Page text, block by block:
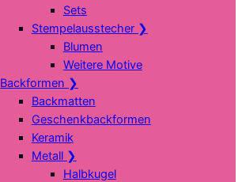
Sets
Stempelausstecher ❯
Blumen
Weitere Motive
Backformen ❯
Backmatten
Geschenkbackformen
Keramik
Metall ❯
Halbkugel